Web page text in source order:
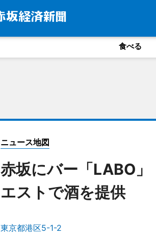
食べる
ニュース地図
赤坂にバー「LABO
エストで酒を提供
東京都港区5-1-2